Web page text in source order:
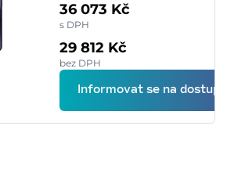
36 073 Kč
s DPH
29 812 Kč
bez DPH
Informovat se na